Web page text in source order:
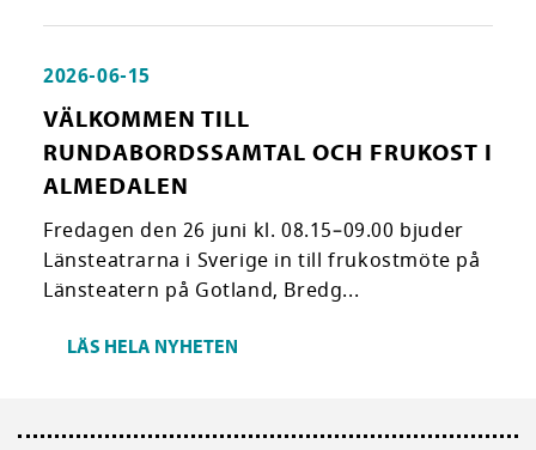
2026-06-15
VÄLKOMMEN TILL
RUNDABORDSSAMTAL OCH FRUKOST I
ALMEDALEN
Fredagen den 26 juni kl. 08.15–09.00 bjuder
Länsteatrarna i Sverige in till frukostmöte på
Länsteatern på Gotland, Bredg...
LÄS HELA NYHETEN